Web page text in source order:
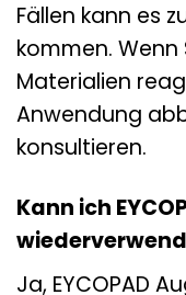
Fällen kann es
kommen.
Materialien
Anwendung
konsultieren.
Kann ich
Ja, EYCOPAD